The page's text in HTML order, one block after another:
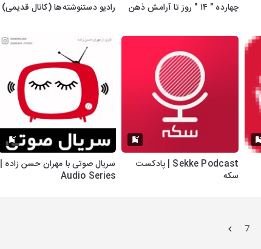
چهارده " ۱۴ " روز تا آرامش ذهن رادیو دستنوشته‌ها (کانال قدیمی)
Sekke Podcast | پادکست
سکه
سریال صوتی با مهران حسن زاده |
Audio Series
7